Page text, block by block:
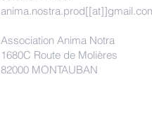
Association Anima Notra
1680C Route de Molières
82000 MONTAUBAN